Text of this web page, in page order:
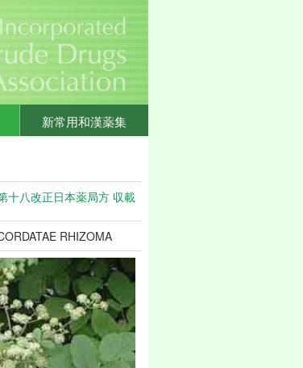
新常用和漢薬集
十八改正日本薬局方 収載
RHIZOMA